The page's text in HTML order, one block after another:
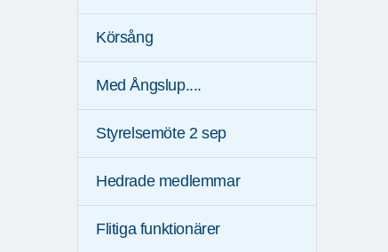
Körsång
Med Ångslup....
Styrelsemöte 2 sep
Hedrade medlemmar
Flitiga funktionärer